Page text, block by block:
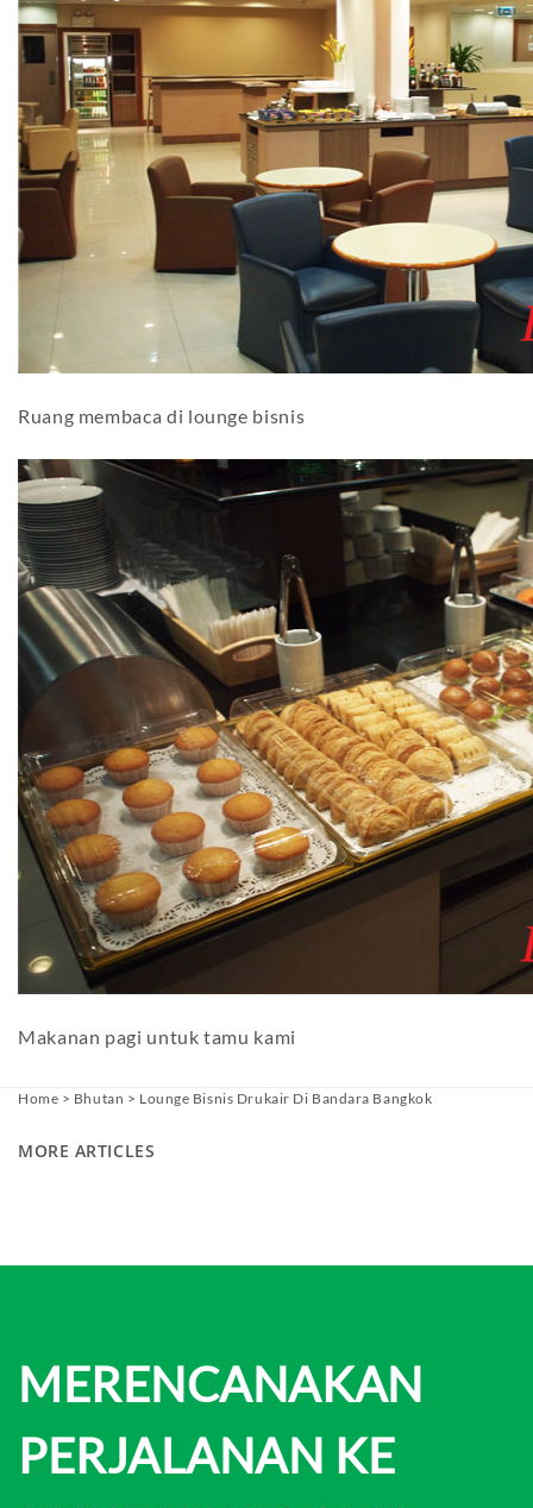
Ruang membaca di lounge bisnis
Makanan pagi untuk tamu kami
Home > Bhutan > Lounge Bisnis Drukair Di Bandara Bangkok
MORE ARTICLES
MERENCANAKAN
PERJALANAN KE